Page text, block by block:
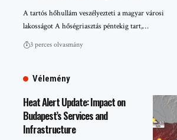
A tartós hőhullám veszélyezteti a magyar városi
lakosságot A hőségriasztás péntekig tart,…
3 perces olvasmány
Vélemény
Heat Alert Update: Impact on
Budapest’s Services and
Infrastructure